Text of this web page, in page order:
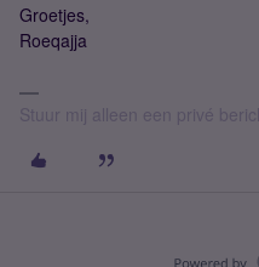
Groetjes,
Roeqajja
Stuur mij alleen een privé